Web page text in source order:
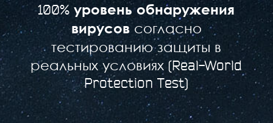
100%уровень обнаружения
вирусовсогласно
тестированию защиты в
реальных условиях (Real-World
Protection Test)